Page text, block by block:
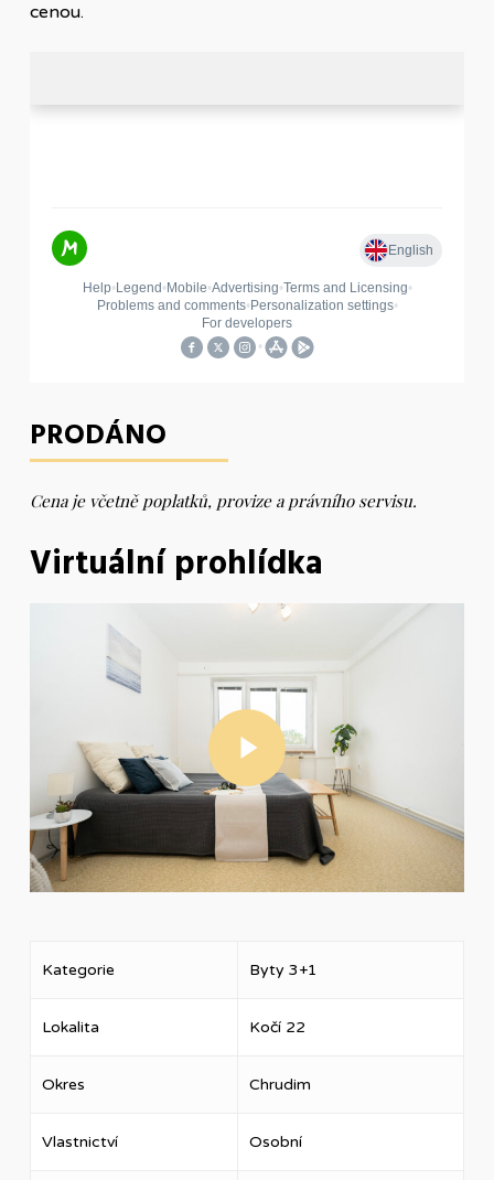
cenou.
PRODÁNO
Cena je včetně poplatků, provize a právního servisu.
Virtuální prohlídka
Play Video
Kategorie Byty 3+1
Lokalita Kočí 22
Okres Chrudim
Vlastnictví Osobní